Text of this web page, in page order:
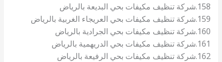
158.شركة تنظيف مكيفات بحي البديعة بالرياض
159.شركة تنظيف مكيفات بحي العريجاء الغربية بالرياض
160.شركة تنظيف مكيفات بحي الجرادية بالرياض
161.شركة تنظيف مكيفات بحي الدريهمية بالرياض
162.شركة تنظيف مكيفات بحي الرفيعة بالرياض